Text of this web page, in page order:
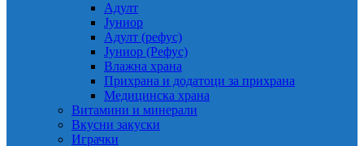
Адулт
Јуниор
Адулт (рефус)
Јуниор (Рефус)
Влажна храна
Прихрана и додатоци за прихрана
Медицинска храна
Витамини и минерали
Вкусни закуски
Играчки